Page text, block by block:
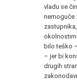
vladu se
nemoguće
bilo teško
– jer bi
drugih